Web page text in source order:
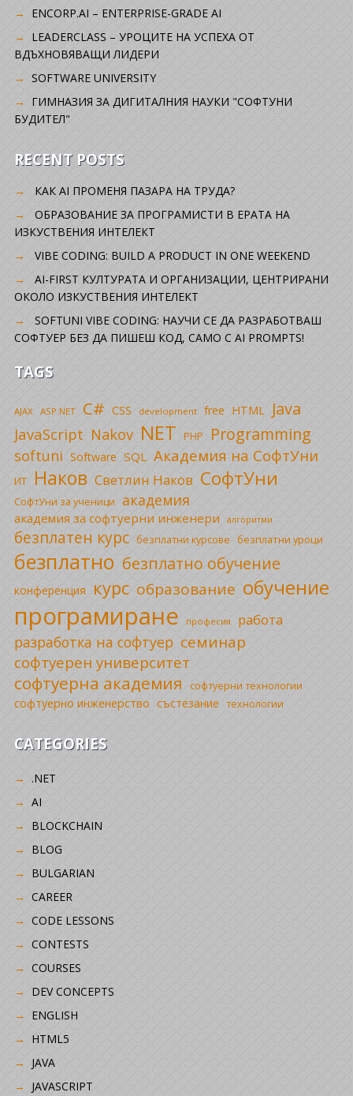
ENCORP.AI – ENTERPRISE-GRADE AI
LEADERCLASS – УРОЦИТЕ НА УСПЕХА ОТ
ВДЪХНОВЯВАЩИ ЛИДЕРИ
SOFTWARE UNIVERSITY
ГИМНАЗИЯ ЗА ДИГИТАЛНИЯ НАУКИ "СОФТУНИ
БУДИТЕЛ"
RECENT POSTS
КАК AI ПРОМЕНЯ ПАЗАРА НА ТРУДА?
ОБРАЗОВАНИЕ ЗА ПРОГРАМИСТИ В ЕРАТА НА
ИЗКУСТВЕНИЯ ИНТЕЛЕКТ
VIBE CODING: BUILD A PRODUCT IN ONE WEEKEND
AI-FIRST КУЛТУРАТА И ОРГАНИЗАЦИИ, ЦЕНТРИРАНИ
ОКОЛО ИЗКУСТВЕНИЯ ИНТЕЛЕКТ
SOFTUNI VIBE CODING: НАУЧИ СЕ ДА РАЗРАБОТВАШ
СОФТУЕР БЕЗ ДА ПИШЕШ КОД, САМО С AI PROMPTS!
TAGS
AJAX ASP.NET C# CSS development free HTML Java
JavaScript Nakov NET PHP Programming
softuni Software SQL Академия на СофтУни
ИТ Наков Светлин Наков СофтУни
СофтУни за ученици академия
академия за софтуерни инженери алгоритми
безплатен курс безплатни курсове безплатни уроци
безплатно безплатно обучение
конференция курс образование обучение
програмиране професия работа
разработка на софтуер семинар
софтуерен университет
софтуерна академия софтуерни технологии
софтуерно инженерство състезание технологии
CATEGORIES
.NET
AI
BLOCKCHAIN
BLOG
BULGARIAN
CAREER
CODE LESSONS
CONTESTS
COURSES
DEV CONCEPTS
ENGLISH
HTML5
JAVA
JAVASCRIPT